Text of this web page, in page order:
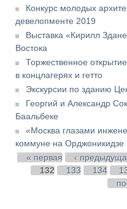
Конкурс молодых
девелопменте 2019
Выставка «Кирилл
Востока
Торжественное
в концлагерях и гетто
Экскурсии по зданию
Георгий и Александр
Баальбеке
«Москва глазами
коммуне на Орджоникидзе
Страницы
« первая ‹
132
133 134